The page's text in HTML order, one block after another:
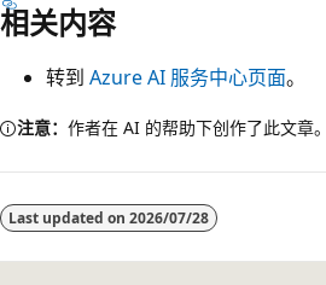
相关内容
转到 Azure AI 服务中心页面。
注意： 作者在 AI 的帮助下创作了此文章。
Last updated on 2026/07/28